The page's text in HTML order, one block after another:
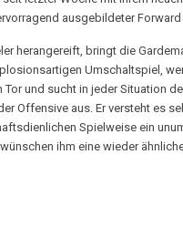
ausgebildeter
herangereift, bringt die
Umschaltspiel,
und sucht in jeder Situation
Offensive aus. Er versteht es
Spielweise ein
ihm eine wieder